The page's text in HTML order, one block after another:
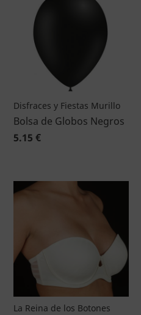
Disfraces y Fiestas Murillo
Bolsa de Globos Negros
5.15 €
La Reina de los Botones